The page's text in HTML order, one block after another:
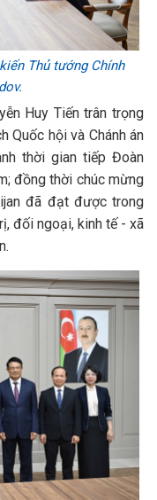
Thủ tướng Chính
Huy Tiến trân trọng
Quốc hội và Chánh án
thời gian tiếp Đoàn
đồng thời chúc mừng
đã đạt được trong
đối ngoại, kinh tế - xã